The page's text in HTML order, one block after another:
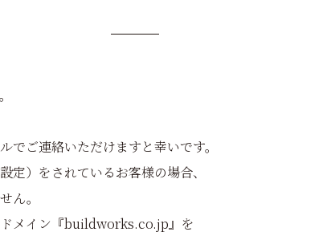
ご連絡いただけますと幸いです。
）をされているお客様の場合、
ん。
ドメイン『buildworks.co.jp』を